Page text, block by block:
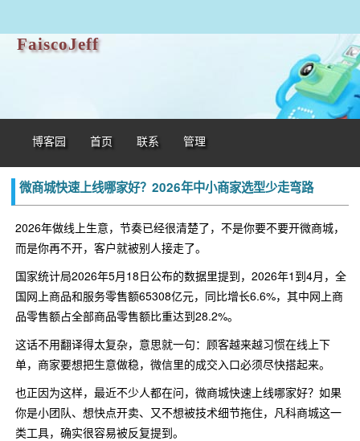
FaiscoJeff
博客园 首页 联系 管理
微商城快速上线哪家好？2026年中小商家选型少走弯路
2026年做线上生意，节奏已经很清楚了，不是你要不要开微商城，
而是你再不开，客户就被别人接走了。
国家统计局2026年5月18日公布的数据里提到，2026年1到4月，全
国网上商品和服务零售额65308亿元，同比增长6.6%，其中网上商
品零售额占全部商品零售额比重达到28.2%。
这话不用翻译得太复杂，意思就一句：顾客越来越习惯在线上下
单，商家要想把生意做稳，微信里的成交入口必须尽快搭起来。
也正因为这样，最近不少人都在问，微商城快速上线哪家好？如果
你是小团队、想快点开卖、又不想被技术细节拖住，凡科商城这一
类工具，确实很容易被反复提到。